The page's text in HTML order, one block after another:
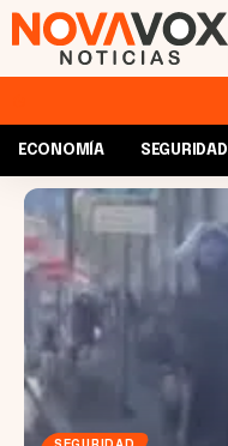
ECONOMÍA SEGURIDAD